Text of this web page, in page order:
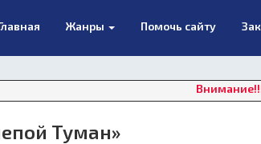
Жанры Помочь сайту
Внимание!!! Для
Туман»